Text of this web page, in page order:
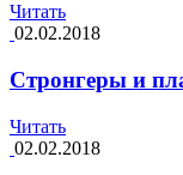
Читать
02.02.2018
Стронгеры и
Читать
02.02.2018